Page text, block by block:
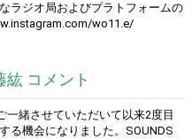
ラジオ局およびプラトフォームの
wo11.e/
紘 コメント
一緒させていただいて以来2度目
る機会になりました。SOUNDS